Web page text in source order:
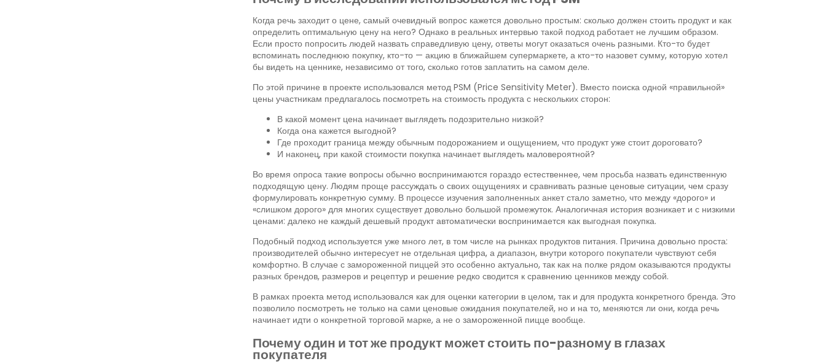
Когда речь заходит о цене, самый очевидный вопрос кажется довольно простым: сколько должен стоить продукт и как
определить оптимальную цену на него? Однако в реальных интервью такой подход работает не лучшим образом.
Если просто попросить людей назвать справедливую цену, ответы могут оказаться очень разными. Кто-то будет
вспоминать последнюю покупку, кто-то — акцию в ближайшем супермаркете, а кто-то назовет сумму, которую хотел
бы видеть на ценнике, независимо от того, сколько готов заплатить на самом деле.
По этой причине в проекте использовался метод PSM (Price Sensitivity Meter). Вместо поиска одной «правильной»
цены участникам предлагалось посмотреть на стоимость продукта с нескольких сторон:
В какой момент цена начинает выглядеть подозрительно низкой?
Когда она кажется выгодной?
Где проходит граница между обычным подорожанием и ощущением, что продукт уже стоит дороговато?
И наконец, при какой стоимости покупка начинает выглядеть маловероятной?
Во время опроса такие вопросы обычно воспринимаются гораздо естественнее, чем просьба назвать единственную
подходящую цену. Людям проще рассуждать о своих ощущениях и сравнивать разные ценовые ситуации, чем сразу
формулировать конкретную сумму. В процессе изучения заполненных анкет стало заметно, что между «дорого» и
«слишком дорого» для многих существует довольно большой промежуток. Аналогичная история возникает и с низкими
ценами: далеко не каждый дешевый продукт автоматически воспринимается как выгодная покупка.
Подобный подход используется уже много лет, в том числе на рынках продуктов питания. Причина довольно проста:
производителей обычно интересует не отдельная цифра, а диапазон, внутри которого покупатели чувствуют себя
комфортно. В случае с замороженной пиццей это особенно актуально, так как на полке рядом оказываются продукты
разных брендов, размеров и рецептур и решение редко сводится к сравнению ценников между собой.
В рамках проекта метод использовался как для оценки категории в целом, так и для продукта конкретного бренда. Это
позволило посмотреть не только на сами ценовые ожидания покупателей, но и на то, меняются ли они, когда речь
начинает идти о конкретной торговой марке, а не о замороженной пицце вообще.
Почему один и тот же продукт может стоить по-разному в глазах
покупателя